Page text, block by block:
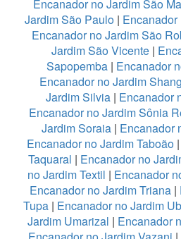
Encanador no Jardim São
Jardim São Paulo|
Encanador no Jardim São
Jardim São Vicente|
Sapopemba| Encanador
Encanador no Jardim
Jardim Silvia| Encanador
Encanador no Jardim Sônia
Jardim Soraia | Encanador
Encanador no Jardim Taboão|
Taquaral | Encanador no
no Jardim Textil | Encanador
Encanador no Jardim Triana|
Tupa | Encanador no Jardim
Jardim Umarizal | Encanador